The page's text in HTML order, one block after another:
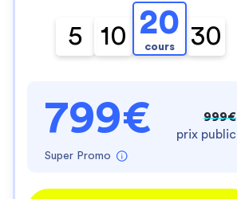
5 10 20
cours 30
799€
Super Promo
999€
prix public